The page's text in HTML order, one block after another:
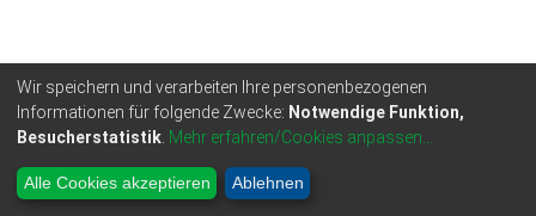
Ähnliche Beiträge
Wir speichern und verarbeiten Ihre personenbezogenen
Informationen für folgende Zwecke: Notwendige Funktion,
Besucherstatistik Mehr erfahren/Cookies anpassen...
Alle Cookies akzeptieren Ablehnen